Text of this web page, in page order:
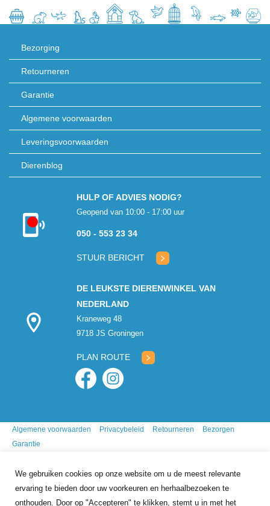
We gebruiken cookies op onze website om u de meest relevante
ervaring te bieden door uw voorkeuren en herhaalbezoeken te
onthouden. Door op "Accepteren" te klikken, stemt u in met het
Bezorging
Retourneren
Garantie
Algemene voorwaarden
Leveringsvoorwaarden
Dierenblog
Kon niet
verbinden met
HULP OF ADVIES NODIG?
Geopend van 10:00 - 17:00 uur
050 - 553 23 34
STUUR BERICHT
DE LEUKSTE DIERENWINKEL VAN
NEDERLAND
Kraneweg 48
9718 JS Groningen
PLAN ROUTE
Algemene voorwaarden Privacybeleid Retourneren
Bezorgen
Garantie